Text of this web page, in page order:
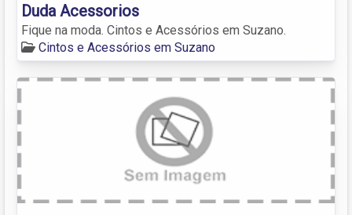
Duda Acessorios
Fique na moda. Cintos e Acessórios em Suzano.
Cintos e Acessórios em Suzano